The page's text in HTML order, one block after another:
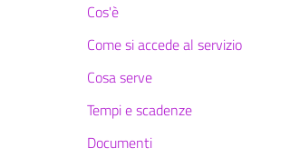
Cos'è
Come si accede al servizio
Cosa serve
Tempi e scadenze
Documenti